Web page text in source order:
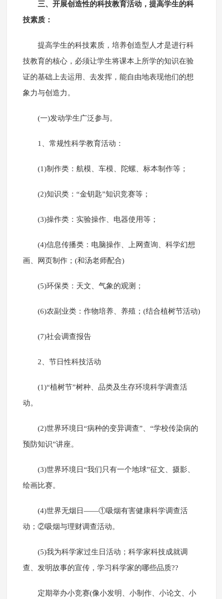
三、开展创造性的科技教育活动，提高学生的科
技素质：
提高学生的科技素质，培养创造型人才是进行科
技教育的核心，必须让学生将课本上所学的知识在验
证的基础上去运用、去发挥，能自由地表现他们的想
象力与创造力。
(一)发动学生广泛参与。
1、常规性科学教育活动：
(1)制作类：航模、车模、陀螺、标本制作等；
(2)知识类：“金钥匙”知识竞赛等；
(3)操作类：实验操作、电器使用等；
(4)信息传播类：电脑操作、上网查询、科学幻想
画、网页制作；(和汤老师配合)
(5)环保类：天文、气象的观测；
(6)农副业类：作物培养、养殖；(结合植树节活动)
(7)社会调查报告
2、节日性科技活动
(1)“植树节”树种、品类及生存环境科学调查活
动。
(2)世界环境日“病种的变异调查”、“学校传染病的
预防知识”讲座。
(3)世界环境日“我们只有一个地球”征文、摄影、
绘画比赛。
(4)世界无烟日——①吸烟有害健康科学调查活
动；②吸烟与理财调查活动。
(5)我为科学家过生日活动；科学家科技成就调
查、发明故事的宣传，学习科学家的哪些品质??
定期举办小竞赛(像小发明、小制作、小论文、小